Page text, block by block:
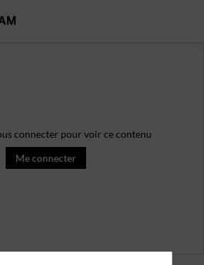
connecter pour voir ce contenu
Me connecter